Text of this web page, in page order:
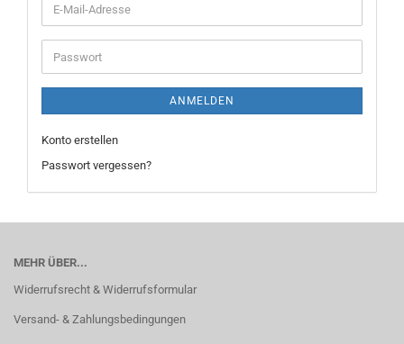
E-
Mail-
Adresse
Passwort
ANMELDEN
Konto erstellen
Passwort vergessen?
MEHR ÜBER...
Widerrufsrecht & Widerrufsformular
Versand- & Zahlungsbedingungen